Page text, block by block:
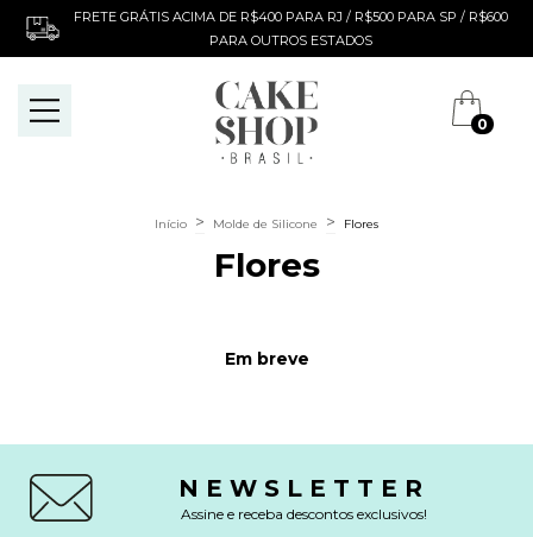
FRETE GRÁTIS ACIMA DE R$400 PARA RJ / R$500 PARA SP / R$600
PARA OUTROS ESTADOS
0
Início > Molde de Silicone > Flores
Flores
Em breve
NEWSLETTER
Assine e receba descontos exclusivos!